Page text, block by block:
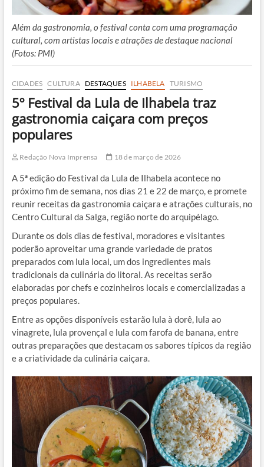
Além da gastronomia, o festival conta com uma programação
cultural, com artistas locais e atrações de destaque nacional
(Fotos: PMI)
CIDADES CULTURA DESTAQUES ILHABELA TURISMO
5º Festival da Lula de Ilhabela traz
gastronomia caiçara com preços
populares
Redação Nova Imprensa 18 de março de 2026
A 5ª edição do Festival da Lula de Ilhabela acontece no
próximo fim de semana, nos dias 21 e 22 de março, e promete
reunir receitas da gastronomia caiçara e atrações culturais, no
Centro Cultural da Salga, região norte do arquipélago.
Durante os dois dias de festival, moradores e visitantes
poderão aproveitar uma grande variedade de pratos
preparados com lula local, um dos ingredientes mais
tradicionais da culinária do litoral. As receitas serão
elaboradas por chefs e cozinheiros locais e comercializadas a
preços populares.
Entre as opções disponíveis estarão lula à dorê, lula ao
vinagrete, lula provençal e lula com farofa de banana, entre
outras preparações que destacam os sabores típicos da região
e a criatividade da culinária caiçara.